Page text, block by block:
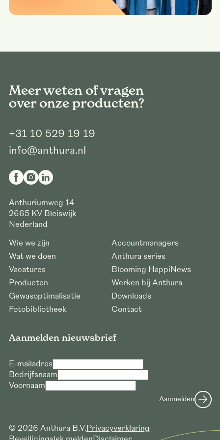
Meer weten of vragen
over onze producten?
+31 10 529 19 19
info@anthura.nl
Anthuriumweg 14
2665 KV Bleiswijk
Nederland
Wie we zijn
Wat we doen
Vacatures
Producten
Gewasoptimalisatie
Fotobibliotheek
Accountmanagers
Anthura series
Blooming HappiNews
Werken bij Anthura
Downloads
Contact
Aanmelden nieuwsbrief
E-mailadres
Bedrijfsnaam
Voornaam
Aanmelden
© 2026 Anthura B.V.Privacyverklaring